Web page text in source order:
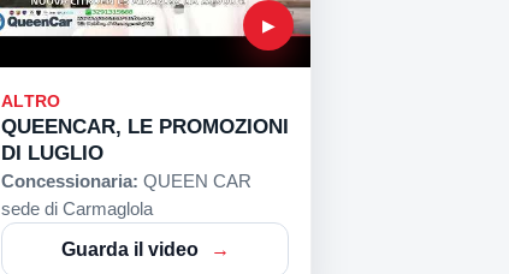
ALTRO
QUEENCAR, LE PROMOZIONI
DI LUGLIO
Concessionaria: QUEEN CAR
sede di Carmaglola
Guarda il video